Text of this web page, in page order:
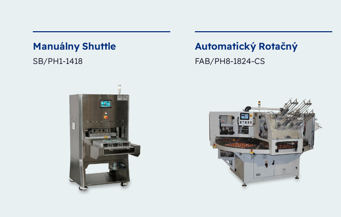
ManuálnyShuttle
SB/PH1-1418
Automatický Rotačný
FAB/PH8-1824-CS